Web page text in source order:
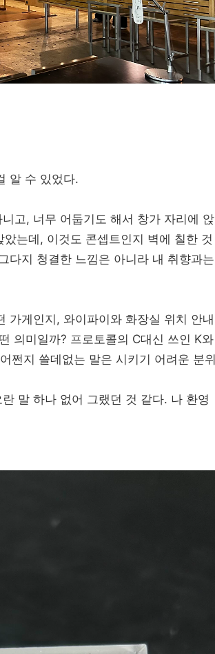
알 수 있었다.
고, 너무 어둡기도 해서 창가 자리에 앉
는데, 이것도 콘셉트인지 벽에 칠한 것
다지 청결한 느낌은 아니라 내 취향과는
가게인지, 와이파이와 화장실 위치 안내
의미일까? 프로토콜의 C대신 쓰인 K와
쩐지 쓸데없는 말은 시키기 어려운 분위
말 하나 없어 그랬던 것 같다. 나 환영